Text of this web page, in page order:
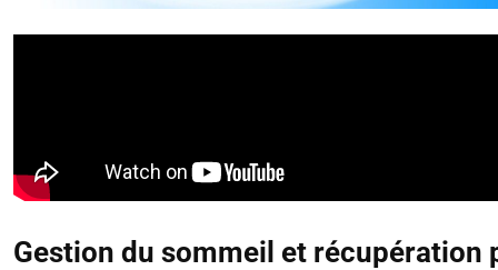
Gestion du sommeil et récupération